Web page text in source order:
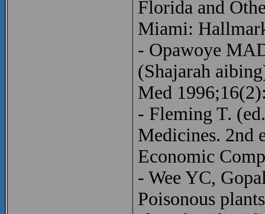
Florida and
Miami:
- Opawoye
(Shajarah
Med
- Fleming T.
Medicines. 2nd
Economic
- Wee YC,
Poisonous